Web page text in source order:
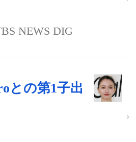
NEWS DIG
との第1子出